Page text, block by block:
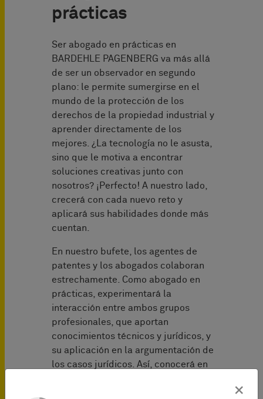
prácticas
Ser abogado en prácticas en
BARDEHLE PAGENBERG va más allá
de ser un observador en segundo
plano: le permite sumergirse en el
mundo de la protección de los
derechos de la propiedad industrial y
aprender directamente de los
mejores. ¿La tecnología no le asusta,
sino que le motiva a encontrar
soluciones creativas junto con
nosotros? ¡Perfecto! A nuestro lado,
crecerá con cada nuevo reto y
aplicará sus habilidades donde más
cuentan.
En nuestro bufete, los agentes de
patentes y los abogados colaboran
estrechamente. Como abogado en
prácticas, experimentará la
interacción entre ambos grupos
profesionales, que aportan
conocimientos técnicos y jurídicos, y
su aplicación en la argumentación de
los casos jurídicos. Así, conocerá en
×